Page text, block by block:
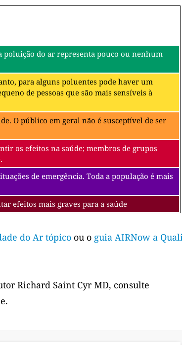
poluição do ar representa pouco ou nenhum
para alguns poluentes pode haver um
de pessoas que são mais sensíveis à
O público em geral não é susceptível de ser
os efeitos na saúde; membros de grupos
de emergência. Toda a população é mais
efeitos mais graves para a saúde
do Ar tópico ou o guia AIRNow a
Richard Saint Cyr MD, consulte